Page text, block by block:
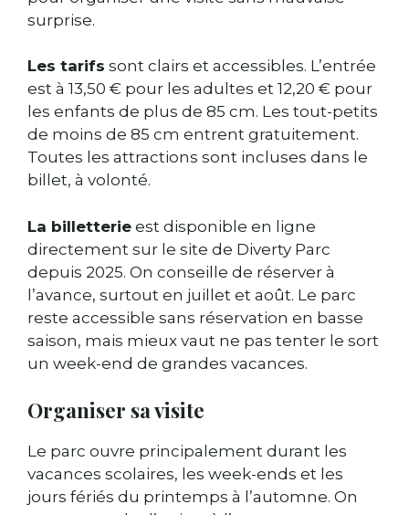
surprise.
Les tarifs sont clairs et accessibles. L’entrée
est à 13,50 € pour les adultes et 12,20 € pour
les enfants de plus de 85 cm. Les tout-petits
de moins de 85 cm entrent gratuitement.
Toutes les attractions sont incluses dans le
billet, à volonté.
La billetterie est disponible en ligne
directement sur le site de Diverty Parc
depuis 2025. On conseille de réserver à
l’avance, surtout en juillet et août. Le parc
reste accessible sans réservation en basse
saison, mais mieux vaut ne pas tenter le sort
un week-end de grandes vacances.
Organiser sa visite
Le parc ouvre principalement durant les
vacances scolaires, les week-ends et les
jours fériés du printemps à l’automne. On